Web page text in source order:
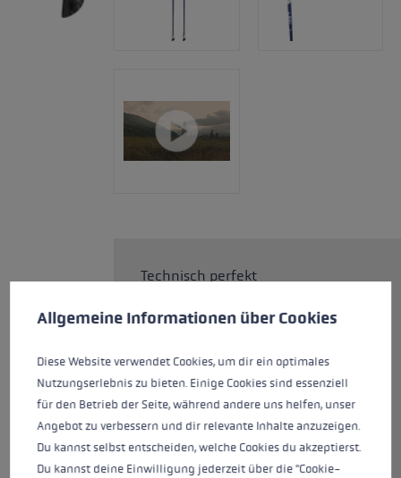
Technisch perfekt
Stock. Ob asphaltierte Straße,
Pacer Lite ist dein idealer
Begleiter. Der einteilige Stock aus
85% Carbon punktet mit
ausgezeichneter Kombination
aus Langlebigkeit, Gewicht und
Kraftübertragung. Er ist
Cookie-Voreinstellungen
Allgemeine Informationen über Cookies
Diese Website verwendet Cookies, um dir ein optimales
Nutzungserlebnis zu bieten. Einige Cookies sind essenziell
für den Betrieb der Seite, während andere uns helfen, unser
Angebot zu verbessern und dir relevante Inhalte anzuzeigen.
Du kannst selbst entscheiden, welche Cookies du akzeptierst.
Du kannst deine Einwilligung jederzeit über die "Cookie-